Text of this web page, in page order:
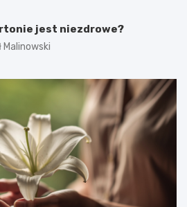
jest niezdrowe?
Malinowski